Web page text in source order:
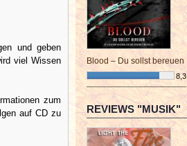
und geben
viel Wissen
zum
auf CD zu
Blood – Du sollst bereuen
8,3
¯¯¯¯¯¯¯¯¯¯¯¯¯¯¯¯¯¯¯¯¯¯¯¯
REVIEWS "MUSIK"